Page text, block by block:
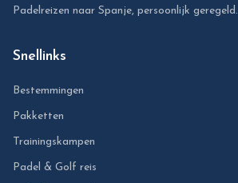
Padelreizen naar Spanje, persoonlijk geregeld.
Snellinks
Bestemmingen
Pakketten
Trainingskampen
Padel & Golf reis